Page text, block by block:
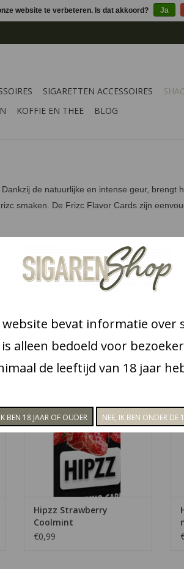
SIGARETTEN ACCESSOIRES
KOFFIE EN THEE BLOG
de natuurlijke en intense geur,
smaken. De Frizc Flavor Cards zijn
overgebracht.
Smaakkaartjes met de smaak
Hipzz Strawberry
Coolmint
€0,99
website te verbeteren. Is dat akkoord? Ja
website bevat informatie over
alleen bedoeld voor
de leeftijd van 18 jaar